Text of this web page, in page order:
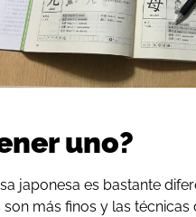
uno?
japonesa es bastante
más finos y las